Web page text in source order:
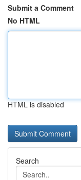
Submit a Comment
No HTML
HTML is disabled
Search